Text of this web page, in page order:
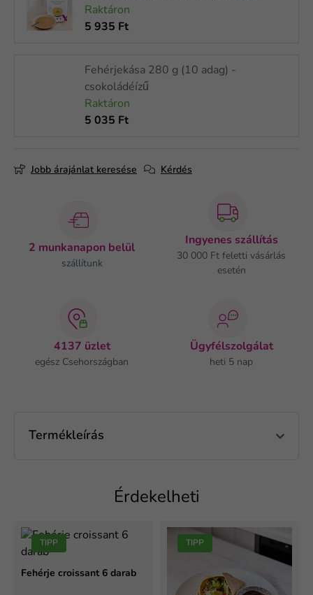
Raktáron
5 935 Ft
Fehérjekása 280 g (10 adag) -
csokoládéízű
Raktáron
5 035 Ft
Jobb árajánlat keresése Kérdés
2 munkanapon belül
szállítunk
Ingyenes szállítás
30 000 Ft feletti vásárlás
esetén
4137 üzlet
egész Csehországban
Ügyfélszolgálat
heti 5 nap
Termékleírás
Érdekelheti
TIPP
Fehérje croissant 6 darab
TIPP